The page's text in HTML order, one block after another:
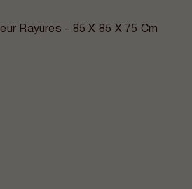
Rayures - 85 X 85 X 75 Cm